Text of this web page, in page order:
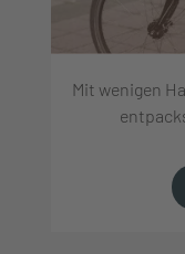
Mit wenigen